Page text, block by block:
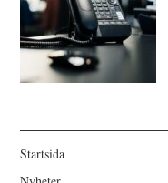
Startsida